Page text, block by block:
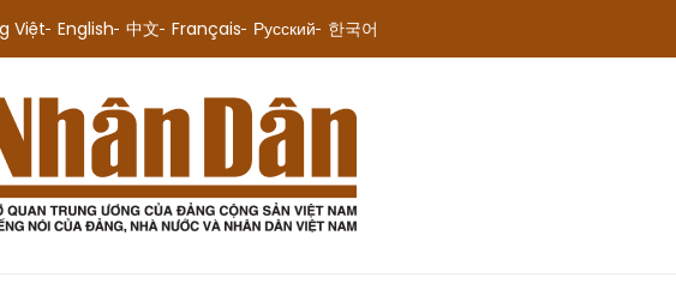
Việt English 中文 Français Русский 한국어